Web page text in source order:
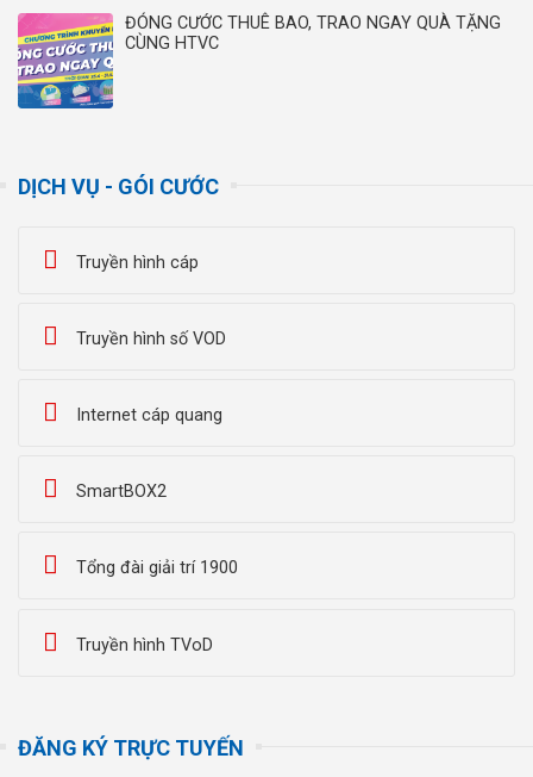
ĐÓNG CƯỚC THUÊ BAO, TRAO NGAY QUÀ TẶNG
CÙNG HTVC
DỊCH VỤ - GÓI CƯỚC
Truyền hình cáp
Truyền hình số VOD
Internet cáp quang
SmartBOX2
Tổng đài giải trí 1900
Truyền hình TVoD
ĐĂNG KÝ TRỰC TUYẾN